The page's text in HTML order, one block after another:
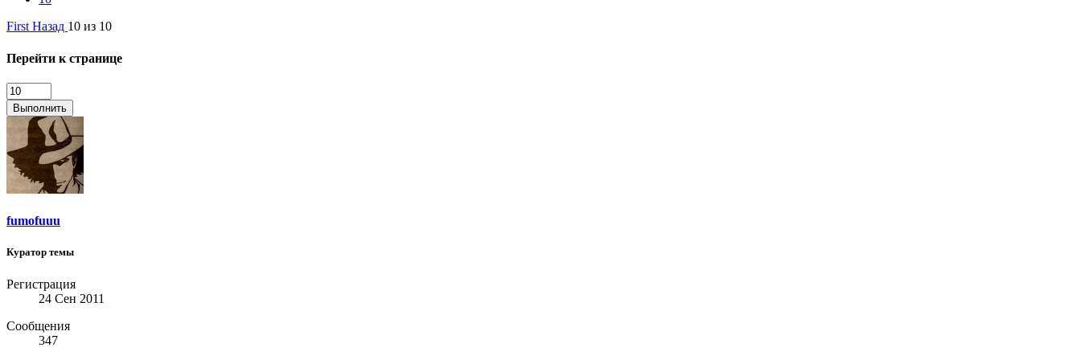
First Назад 10 из 10
Перейти к странице
Выполнить
fumofuuu
Куратор темы
Регистрация
24 Сен 2011
Сообщения
347